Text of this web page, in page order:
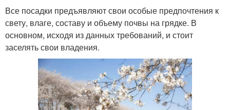
Все посадки предъявляют свои особые предпочтения к
свету, влаге, составу и объему почвы на грядке. В
основном, исходя из данных требований, и стоит
заселять свои владения.